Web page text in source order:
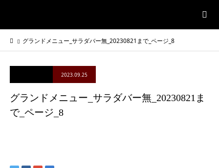
グランドメニュー_サラダバー無_20230821まで_ページ_8
2023.09.25
グランドメニュー_サラダバー無_20230821ま
で_ページ_8